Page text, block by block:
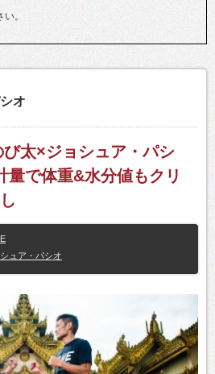
。
オ
び太×ジョシュア・パシ
量で体重&水分値もクリ
ュア・パシオ